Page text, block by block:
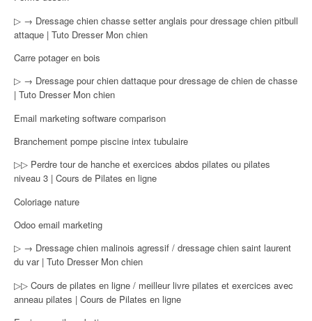
▷ → Dressage chien chasse setter anglais pour dressage chien pitbull
attaque | Tuto Dresser Mon chien
Carre potager en bois
▷ → Dressage pour chien dattaque pour dressage de chien de chasse
| Tuto Dresser Mon chien
Email marketing software comparison
Branchement pompe piscine intex tubulaire
▷▷ Perdre tour de hanche et exercices abdos pilates ou pilates
niveau 3 | Cours de Pilates en ligne
Coloriage nature
Odoo email marketing
▷ → Dressage chien malinois agressif / dressage chien saint laurent
du var | Tuto Dresser Mon chien
▷▷ Cours de pilates en ligne / meilleur livre pilates et exercices avec
anneau pilates | Cours de Pilates en ligne